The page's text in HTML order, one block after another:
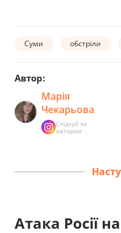
Суми обстріли
Автор:
Марія
Чекарьова
Слідкуй за
автором
Атака Росії